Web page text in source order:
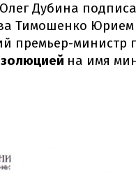
Дубина
Тимошенко
премьер-министр
на имя